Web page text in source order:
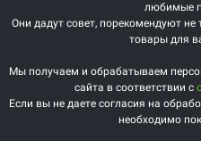
любимые
Они дадут совет, порекомендуют
товары для
Мы получаем и обрабатываем
сайта в соответствии с
Если вы не даете согласия на
необходимо